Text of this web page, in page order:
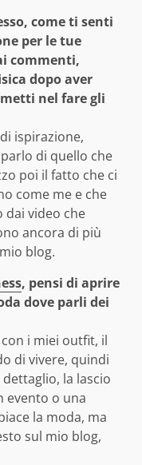
come ti senti
per le tue
commenti,
dopo aver
nel fare gli
ispirazione,
di quello che
poi il fatto che ci
come me e che
video che
ancora di più
blog.
, pensi di aprire
dove parli dei
i miei outfit, il
di vivere, quindi
la lascio
evento o una
la moda, ma
sul mio blog,